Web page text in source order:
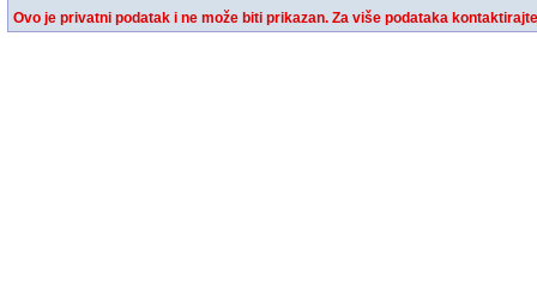
Ovo je privatni podatak i ne može biti prikazan. Za više podataka